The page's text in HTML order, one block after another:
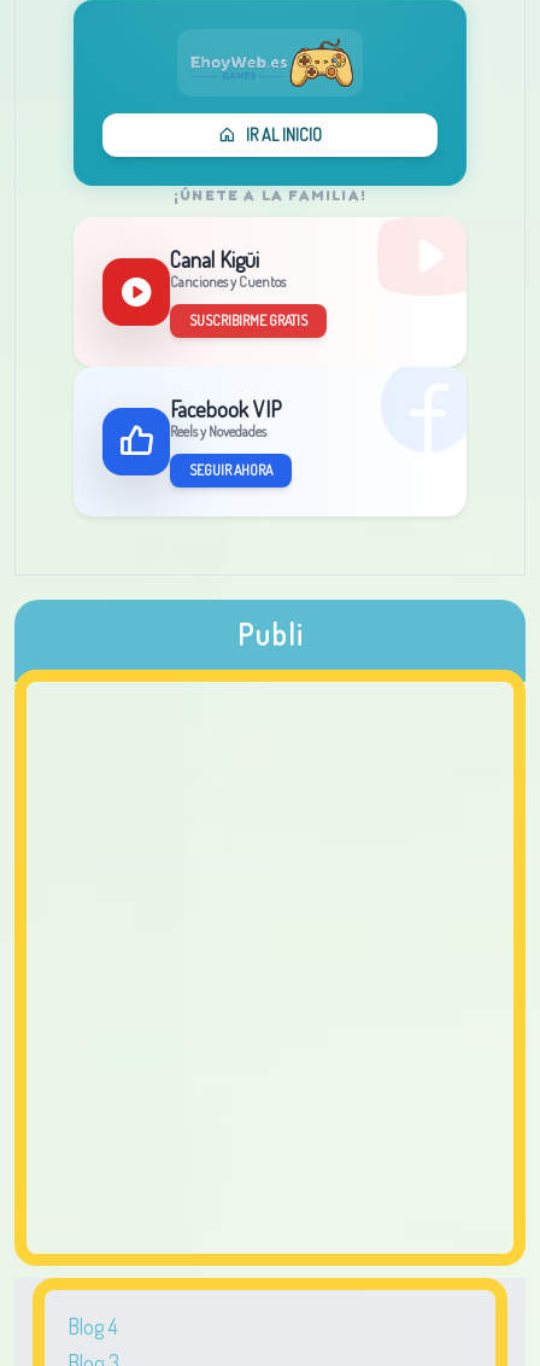
IR AL INICIO
¡ÚNETE A LA FAMILIA!
Canal Kigüi
Canciones y Cuentos
SUSCRIBIRME GRATIS
Facebook VIP
Reels y Novedades
SEGUIR AHORA
Publi
Blog 4